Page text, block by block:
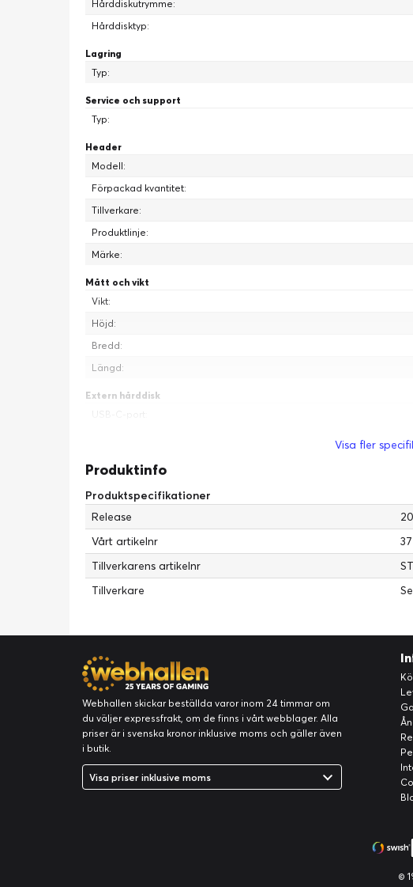
Hårddiskutrymme:
Hårddisktyp:
Lagring
Typ:
Service och support
Typ:
Header
Modell:
Förpackad kvantitet:
Tillverkare:
Produktlinje:
Märke:
Mått och vikt
Vikt:
Höjd:
Bredd:
Längd:
Extern hårddisk
Diverse
Visa fler
Produktinfo
Produktspecifikationer
Release
Vårt artikelnr
Tillverkarens artikelnr
Tillverkare
Webhallen skickar beställda varor inom 24 timmar om
du väljer expressfrakt, om de finns i vårt webblager. Alla
priser är i svenska kronor inklusive moms och gäller även
i butik.
Visa priser inklusive moms
©